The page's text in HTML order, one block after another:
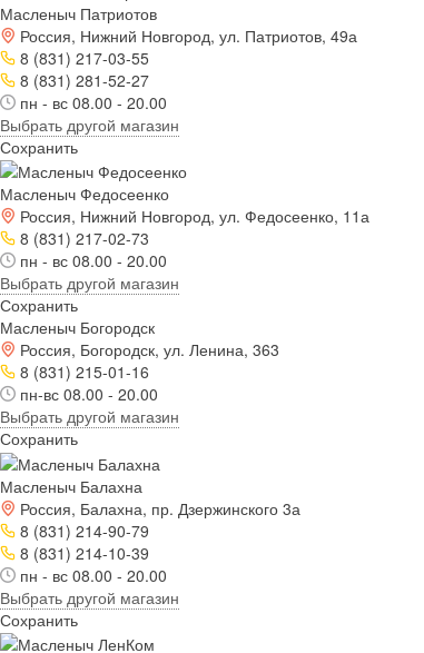
Масленыч Патриотов
Россия, Нижний Новгород, ул. Патриотов, 49а
8 (831) 217-03-55
8 (831) 281-52-27
пн - вс 08.00 - 20.00
Выбрать другой магазин
Сохранить
Масленыч Федосеенко
Россия, Нижний Новгород, ул. Федосеенко, 11а
8 (831) 217-02-73
пн - вс 08.00 - 20.00
Выбрать другой магазин
Сохранить
Масленыч Богородск
Россия, Богородск, ул. Ленина, 363
8 (831) 215-01-16
пн-вс 08.00 - 20.00
Выбрать другой магазин
Сохранить
Масленыч Балахна
Россия, Балахна, пр. Дзержинского 3а
8 (831) 214-90-79
8 (831) 214-10-39
пн - вс 08.00 - 20.00
Выбрать другой магазин
Сохранить